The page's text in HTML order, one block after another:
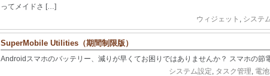
ってメイドさ […]
ウィジェット , システ
SuperMobile Utilities（期間制限版）
Androidスマホのバッテリー、減りが早くてお困りではありませんか？ スマホの
システム設定, タスク管理, 電